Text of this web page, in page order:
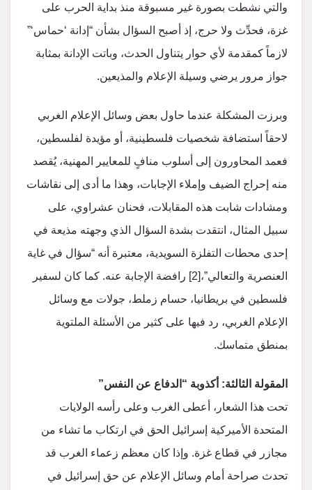
والتي نشطت بصورة غير مسبوقة منذ بداية الحرب على
غزة، فحدِّث ولا حرج، إذ أصبح السؤال بشأن “إدانة ‘حماس‘”
لازماً كمقدمة لأي حوار يتناول الحدث، وباتت الإدانة بمثابة
جواز مرور يرضي وسيلة الإعلام والمذيعين.
وبرزت المشكلة عندما حاول بعض وسائل الإعلام الغربي
لاحقاً استضافة شخصيات فلسطينية، أو مؤيدة لفلسطين،
فعمد المحاورون إلى أسلوب منافٍ للمعايير المهنية، يُقصد
منه إحراج الضيف وإملاء الإجابات، وهذا ما أدى إلى نقاشات
ومشادات شابت هذه المقابلات، فحنان عشراوي، على
سبيل المثال، انتقدت بشدة السؤال الذي وجهته مذيعة في
إحدى محطات التفلزة السويدية، معتبرة أنه “سؤال في غاية
العنصرية والتعالي”،[2] رافضة الإجابة عنه. كما كان لسفير
فلسطين في بريطانيا، حسام زملط، جولات مع وسائل
الإعلام الغربي، رد فيها على كثير من الأسئلة الملتوية
بمنطق متماسك.
المقولة الثالثة: أكذوبة “الدفاع عن النفس”
تحت هذا الشعار، أعطى الغرب وعلى رأسه الولايات
المتحدة الأميركية إسرائيل الحق في ارتكاب ما تشاء من
مجازر في قطاع غزة. وإذا كان معظم زعماء الغرب قد
تحدث صراحة أمام وسائل الإعلام عن حق إسرائيل في